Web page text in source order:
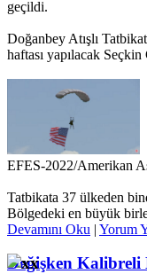
geçildi.
Doğanbey Atışlı
haftası yapılacak
EFES-2022/Amerikan
Tatbikata 37 ülkeden
Bölgedeki en büyük
Devamını Oku | Yorum
Değişken Kalibreli